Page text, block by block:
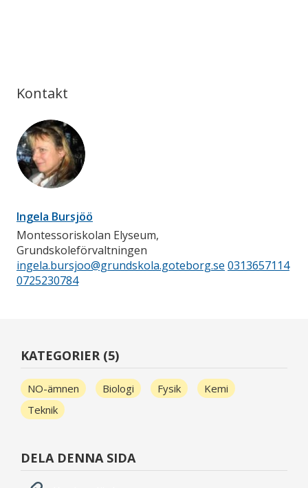
Kontakt
Ingela Bursjöö
Montessoriskolan Elyseum,
Grundskoleförvaltningen
ingela.bursjoo@grundskola.goteborg.se 0313657114
0725230784
KATEGORIER (5)
NO-ämnen Biologi Fysik
Kemi
Teknik
DELA DENNA SIDA